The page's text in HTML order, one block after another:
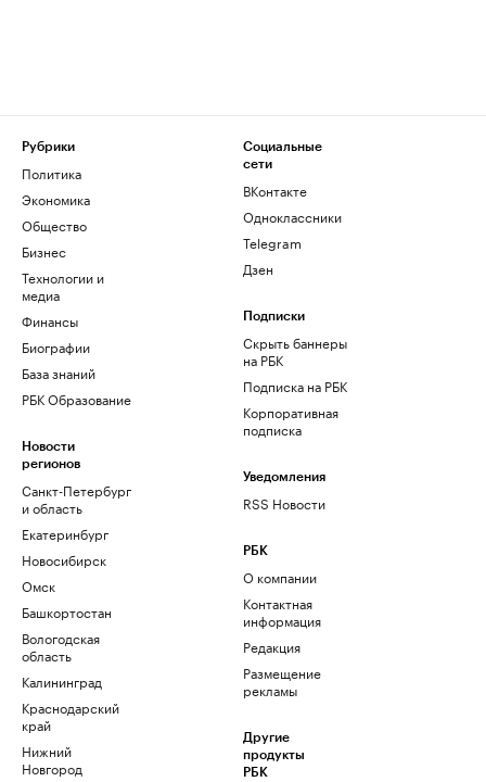
Рубрики
Политика
Экономика
Общество
Бизнес
Технологии и
медиа
Финансы
Биографии
База знаний
РБК Образование
Новости
регионов
Санкт-Петербург
и область
Екатеринбург
Новосибирск
Омск
Башкортостан
Вологодская
область
Калининград
Краснодарский
край
Нижний
Новгород
Социальные
сети
ВКонтакте
Одноклассники
Telegram
Дзен
Подписки
Скрыть баннеры
на РБК
Подписка на РБК
Корпоративная
подписка
Уведомления
RSS Новости
РБК
О компании
Контактная
информация
Редакция
Размещение
рекламы
Другие
продукты
РБК